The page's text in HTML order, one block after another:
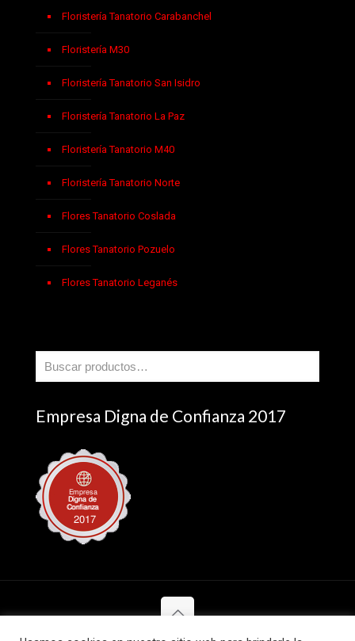
Floristería Tanatorio Carabanchel
Floristería M30
Floristería Tanatorio San Isidro
Floristería Tanatorio La Paz
Floristería Tanatorio M40
Floristería Tanatorio Norte
Flores Tanatorio Coslada
Flores Tanatorio Pozuelo
Flores Tanatorio Leganés
Empresa Digna de Confianza 2017